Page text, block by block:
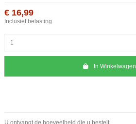
€ 16,99
Inclusief belasting
In Winkelwagen